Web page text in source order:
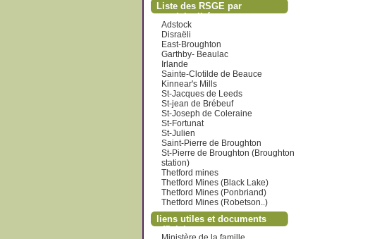
Liste des RSGE par
municipalité
Adstock
Disraëli
East-Broughton
Garthby- Beaulac
Irlande
Sainte-Clotilde de Beauce
Kinnear's Mills
St-Jacques de Leeds
St-jean de Brébeuf
St-Joseph de Coleraine
St-Fortunat
St-Julien
Saint-Pierre de Broughton
St-Pierre de Broughton (Broughton
station)
Thetford mines
Thetford Mines (Black Lake)
Thetford Mines (Ponbriand)
Thetford Mines (Robetson..)
liens utiles et documents
officiels